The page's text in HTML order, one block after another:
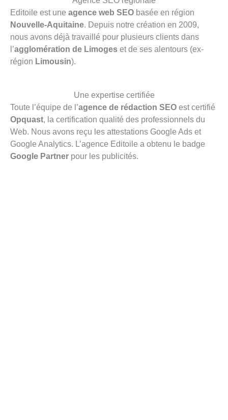
Editoile est une agence web SEO basée en région
Nouvelle-Aquitaine. Depuis notre création en 2009,
nous avons déjà travaillé pour plusieurs clients dans
l’agglomération de Limoges et de ses alentours (ex-
région Limousin).
Une expertise certifiée
Toute l’équipe de l’agence de rédaction SEO est certifié
Opquast, la certification qualité des professionnels du
Web. Nous avons reçu les attestations Google Ads et
Google Analytics. L’agence Editoile a obtenu le badge
Google Partner pour les publicités.